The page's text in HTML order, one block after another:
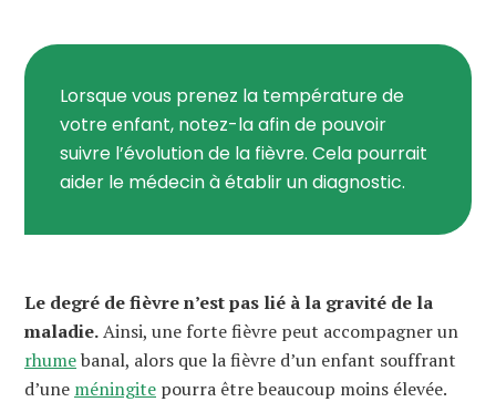
Lorsque vous prenez la température de
votre enfant, notez-la afin de pouvoir
suivre l’évolution de la fièvre. Cela pourrait
aider le médecin à établir un diagnostic.
Le degré de fièvre n’est pas lié à la gravité de la
maladie.Ainsi, une forte fièvre peut accompagner un
rhumebanal, alors que la fièvre d’un enfant souffrant
d’une méningite pourra être beaucoup moins élevée.